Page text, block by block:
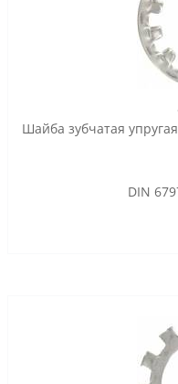
Шайба зубчатая
DIN